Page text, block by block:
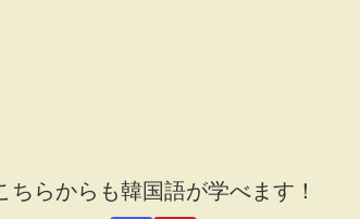
ちらからも韓国語が学べます！